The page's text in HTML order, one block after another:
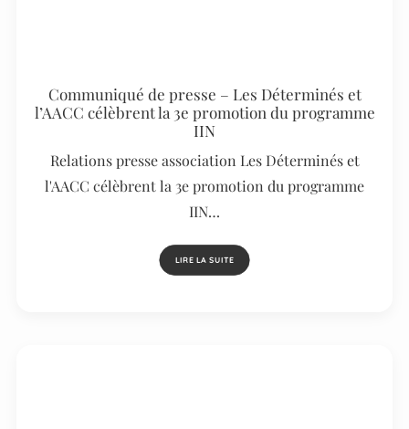
Communiqué de presse – Les Déterminés et
l’AACC célèbrent la 3e promotion du programme
IIN
Relations presse association Les Déterminés et
l'AACC célèbrent la 3e promotion du programme
IIN…
LIRE LA SUITE